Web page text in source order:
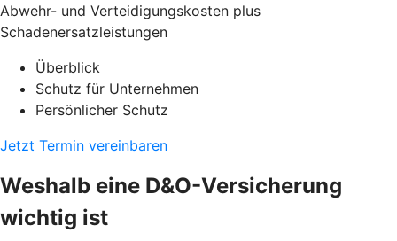
Abwehr- und Verteidigungskosten plus
Schadenersatzleistungen
Überblick
Schutz für Unternehmen
Persönlicher Schutz
Jetzt Termin vereinbaren
Weshalb eine D&O-Versicherung
wichtig ist